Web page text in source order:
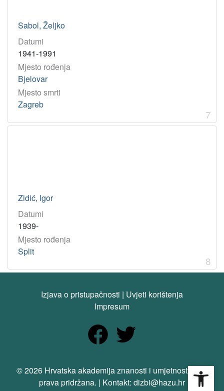
Sabol, Željko
Datumi
1941-1991
Mjesto rođenja
Bjelovar
Mjesto smrti
Zagreb
7
Zidić, Igor
Datumi
1939-
Mjesto rođenja
Split
8
Izjava o pristupačnosti | Uvjeti korištenja
Impresum
© 2026 Hrvatska akademija znanosti i umjetnosti. Sva
prava pridržana. | Kontakt: dizbi@hazu.hr